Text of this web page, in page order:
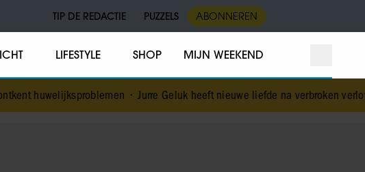
TIP DE REDACTIE PUZZELS ABONNEREN
LIFESTYLE SHOP MIJN WEEKEND
huwelijksproblemen•Jurre Geluk heeft nieuwe liefde na verbroken